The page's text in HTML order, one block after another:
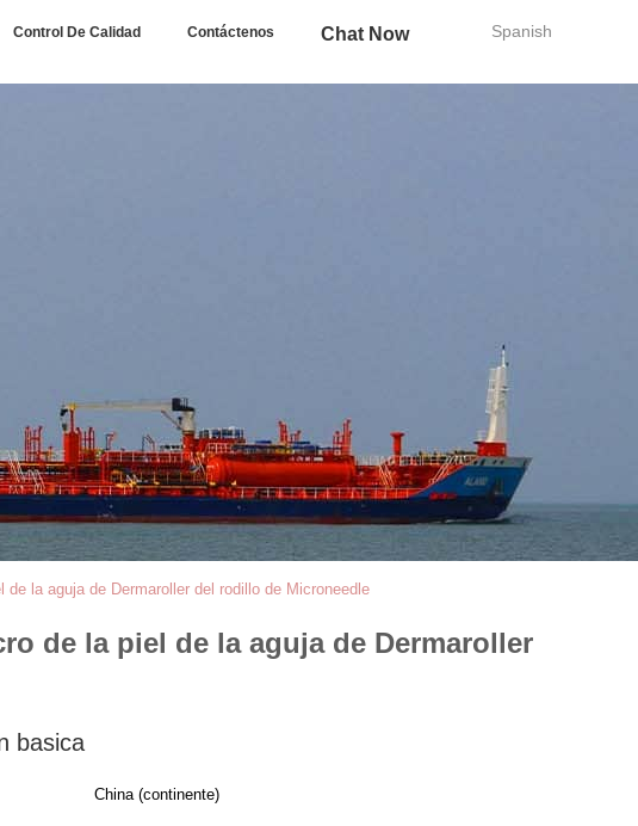
Spanish
Control De Calidad Contáctenos Chat Now
la aguja de Dermaroller del rodillo de Microneedle
de la piel de la aguja de Dermaroller
basica
China (continente)